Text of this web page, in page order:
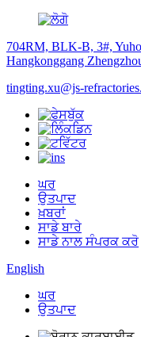
704RM, BLK-B, 3#,
Hangkonggang
tingting.xu@js-
ਘਰ
ਉਤਪਾਦ
ਖ਼ਬਰਾਂ
ਸਾਡੇ ਬਾਰੇ
ਸਾਡੇ ਨਾਲ ਸੰਪਰਕ ਕਰੋ
English
ਘਰ
ਉਤਪਾਦ